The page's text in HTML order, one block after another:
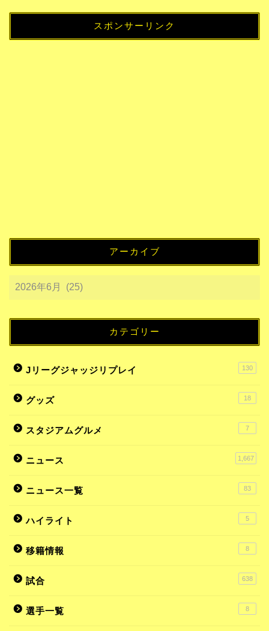
スポンサーリンク
アーカイブ
カテゴリー
Jリーグジャッジリプレイ 130
グッズ 18
スタジアムグルメ 7
ニュース 1,667
ニュース一覧 83
ハイライト 5
移籍情報 8
試合 638
選手一覧 8